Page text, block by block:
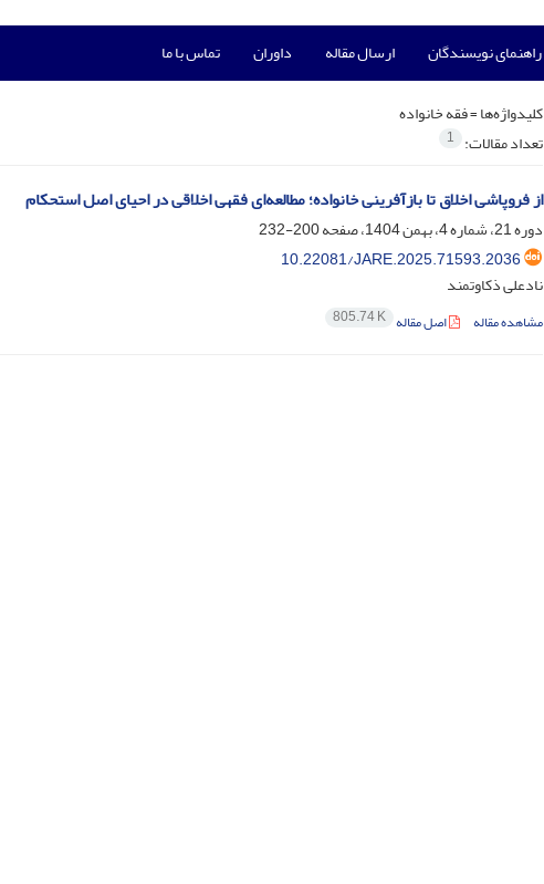
راهنمای نویسندگان ارسال مقاله داوران تماس با ما
کلیدواژه‌ها =فقه خانواده
تعداد مقالات: 1
از فروپاشی اخلاق تا بازآفرینی خانواده؛ مطالعه‌ای فقهی اخلاقی در احیای اصل استحکام
دوره 21، شماره 4، بهمن 1404، صفحه
200-232
10.22081/JARE.2025.71593.2036
نادعلی ذکاوتمند
مشاهده مقاله اصل مقاله 805.74 K